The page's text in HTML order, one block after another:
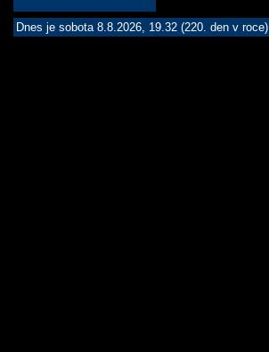
Dnes je sobota 8.8.2026, 19.32 (220. den v roce)